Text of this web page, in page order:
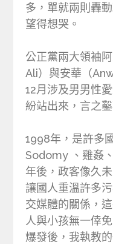
多，單就兩則轟
望得想哭。
公正黨兩大領袖
Ali）與安華（
12月涉及男男性
紛站出來，言之
1998年，是許多
Sodomy 、雞姦
年後，政客像久
讓國人重溫許多
交媒體的關係，
人與小孩無一倖
爆發後，我執教